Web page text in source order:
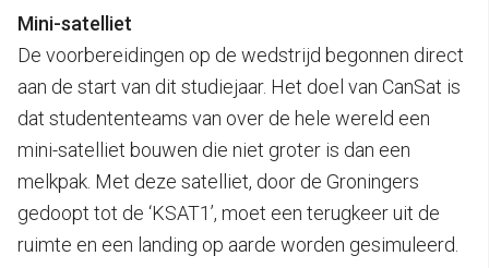
Mini-satelliet
De voorbereidingen op de wedstrijd begonnen direct
aan de start van dit studiejaar. Het doel van CanSat is
dat studententeams van over de hele wereld een
mini-satelliet bouwen die niet groter is dan een
melkpak. Met deze satelliet, door de Groningers
gedoopt tot de ‘KSAT1’, moet een terugkeer uit de
ruimte en een landing op aarde worden gesimuleerd.